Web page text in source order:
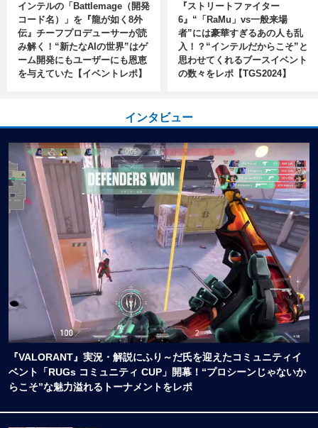
インテルの「Battlemage（開発
コード名）」を『龍が如く8外
伝』チーフプロデューサーが読
み解く！“新たなAIの世界”はゲ
ーム開発にもユーザーにも恩恵
を与えていた【イベントレポ】
『ストリートファイター
6』“「RaMu」vs一般来場
者”には豪華すぎるあの人も乱
入！？“インテルだからこそ”と
思わせてくれるブースイベント
の数々をレポ【TGS2024】
インタビュー
『VALORANT』実況・解説にふり～だ氏を迎えたコミュニティイ
ベント「RUGs コミュニティ CUP」開幕！“プロシーンじゃないか
らこそ”な魅力溢れるトーナメントをレポ